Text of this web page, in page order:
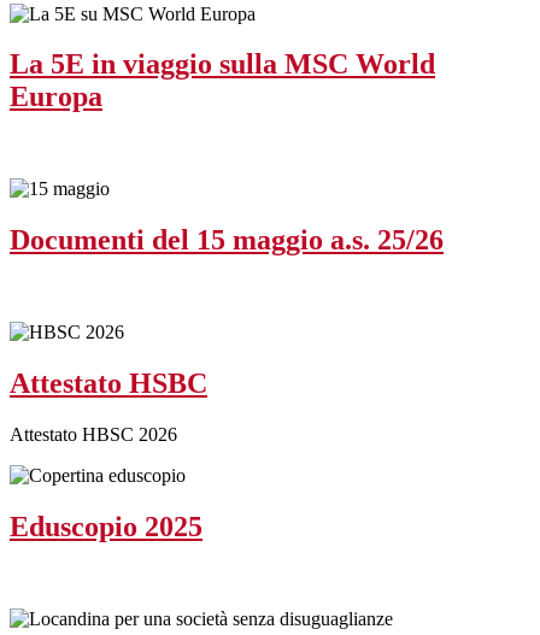
La 5E in viaggio sulla MSC World
Europa
Documenti del 15 maggio a.s. 25/26
Attestato HSBC
Attestato HBSC 2026
Eduscopio 2025